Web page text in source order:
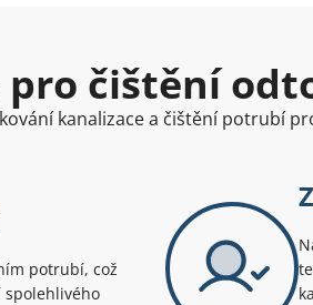
čištění
kanalizace a čištění potrubí
potrubí, což